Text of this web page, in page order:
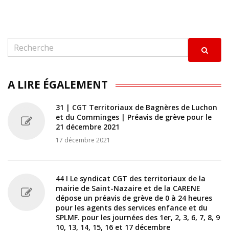
A LIRE ÉGALEMENT
31 | CGT Territoriaux de Bagnères de Luchon
et du Comminges | Préavis de grève pour le
21 décembre 2021
17 décembre 2021
44 I Le syndicat CGT des territoriaux de la
mairie de Saint-Nazaire et de la CARENE
dépose un préavis de grève de 0 à 24 heures
pour les agents des services enfance et du
SPLMF. pour les journées des 1er, 2, 3, 6, 7, 8, 9
10, 13, 14, 15, 16 et 17 décembre